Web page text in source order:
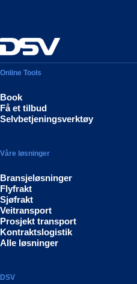
Online Tools
Book
Få et tilbud
Selvbetjeningsverktøy
Våre løsninger
Bransjeløsninger
Flyfrakt
Sjøfrakt
Veitransport
Prosjekt transport
Kontraktslogistik
Alle løsninger
DSV